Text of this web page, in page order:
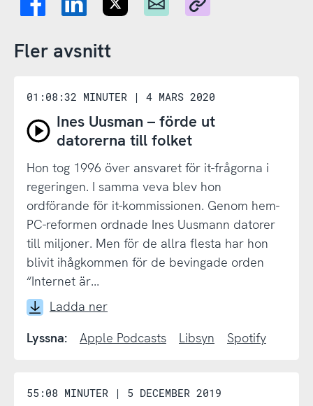
Fler avsnitt
01:08:32 MINUTER | 4 MARS 2020
Spela
avsnitt
Ines
Uusman
–
förde
ut
datorerna
till
folket
Ines Uusman – förde ut
datorerna till folket
Hon tog 1996 över ansvaret för it-frågorna i
regeringen. I samma veva blev hon
ordförande för it-kommissionen. Genom hem-
PC-reformen ordnade Ines Uusmann datorer
till miljoner. Men för de allra flesta har hon
blivit ihågkommen för de bevingade orden
“Internet är...
Ladda ner
Lyssna:
Apple Podcasts Libsyn Spotify
55:08 MINUTER | 5 DECEMBER 2019